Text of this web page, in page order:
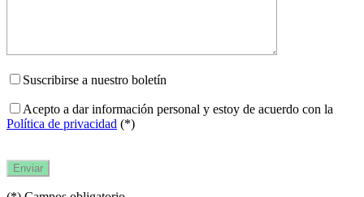
Suscribirse a nuestro boletín
Acepto a dar información personal y estoy de acuerdo con la
Política de privacidad (*)